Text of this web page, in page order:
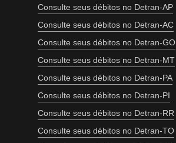
Consulte seus débitos no Detran-AP
Consulte seus débitos no Detran-AC
Consulte seus débitos no Detran-GO
Consulte seus débitos no Detran-MT
Consulte seus débitos no Detran-PA
Consulte seus débitos no Detran-PI
Consulte seus débitos no Detran-RR
Consulte seus débitos no Detran-TO